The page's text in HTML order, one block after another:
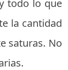
todo lo que
la cantidad
saturas. No